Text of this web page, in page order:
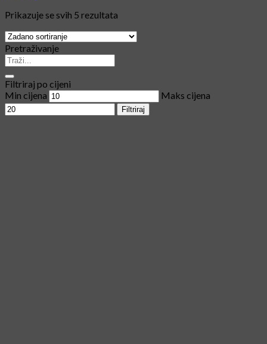
Prikazuje se svih 5 rezultata
Pretraživanje
Filtriraj po cijeni
Min cijena
Maks cijena
Filtriraj